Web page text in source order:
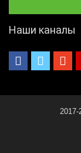
Наши каналы